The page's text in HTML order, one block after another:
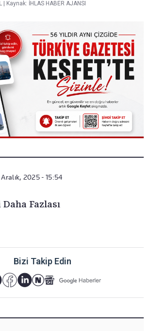
Kaynak: İHLAS HABER AJANSI
2025 - 15:54
Fazlası
Bizi Takip Edin